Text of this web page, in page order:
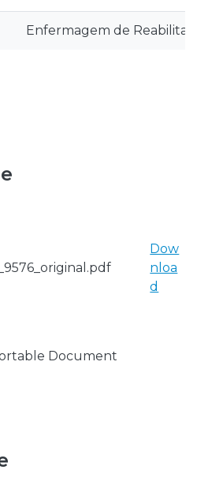
Enfermagem de
Document
Dow
nloa
d